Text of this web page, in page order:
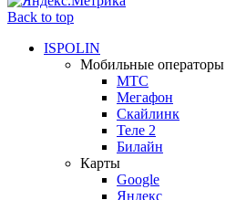
Back to top
ISPOLIN
Мобильные операторы
МТС
Мегафон
Скайлинк
Теле 2
Билайн
Карты
Google
Яндекс